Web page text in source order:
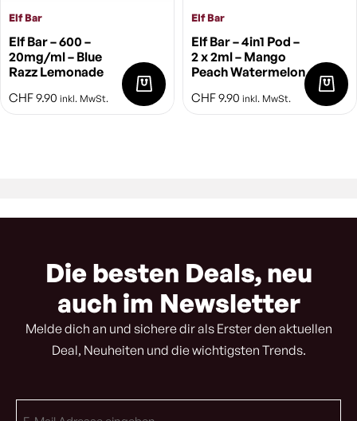
Elf Bar
Elf Bar – 600 –
20mg/ml – Blue
Razz Lemonade
CHF9.90 inkl. MwSt.
Elf Bar
Elf Bar – 4in1 Pod –
2 x 2ml – Mango
Peach Watermelon
CHF9.90 inkl. MwSt.
Die besten Deals, neu
auch im Newsletter
Melde dich an und sichere dir als Erster den aktuellen
Deal, Neuheiten und die wichtigsten Trends.